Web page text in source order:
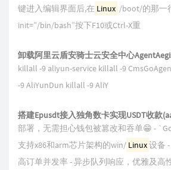
键进入编辑界面后,在 Linux /boot/的那一
init=”/bin/bash”按下F10或Ctrl-X重
卸载阿里云盾安骑士云安全中心
killall -9 aliyun-service killall -9
-9 AliYunDun killall -9 AliY
搭建Epusdt接入独角数卡实现USDT收款
部署，无需担心钱包被篡改和吞单😁 -
支持x86和arm芯片架构的win/ Linux设备
高订单并发率 - 异步队列响应，优雅及高